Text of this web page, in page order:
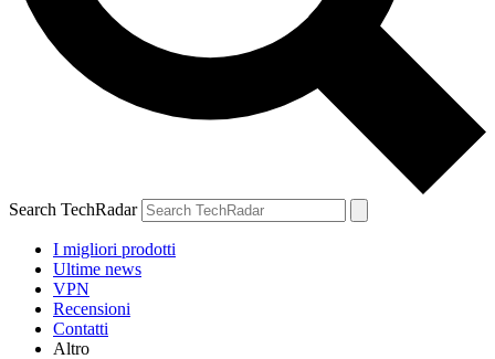
Search TechRadar
I migliori prodotti
Ultime news
VPN
Recensioni
Contatti
Altro